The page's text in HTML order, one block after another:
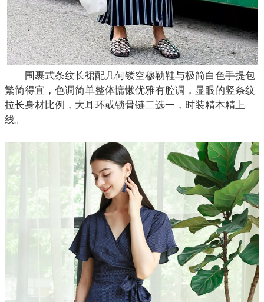
围裹式条纹长裙配几何镂空穆勒鞋与极简白色手提包
繁简得宜，色调简单整体慵懒优雅有腔调，显眼的竖条纹
拉长身材比例，大耳环或锁骨链二选一，时装精本精上
线。